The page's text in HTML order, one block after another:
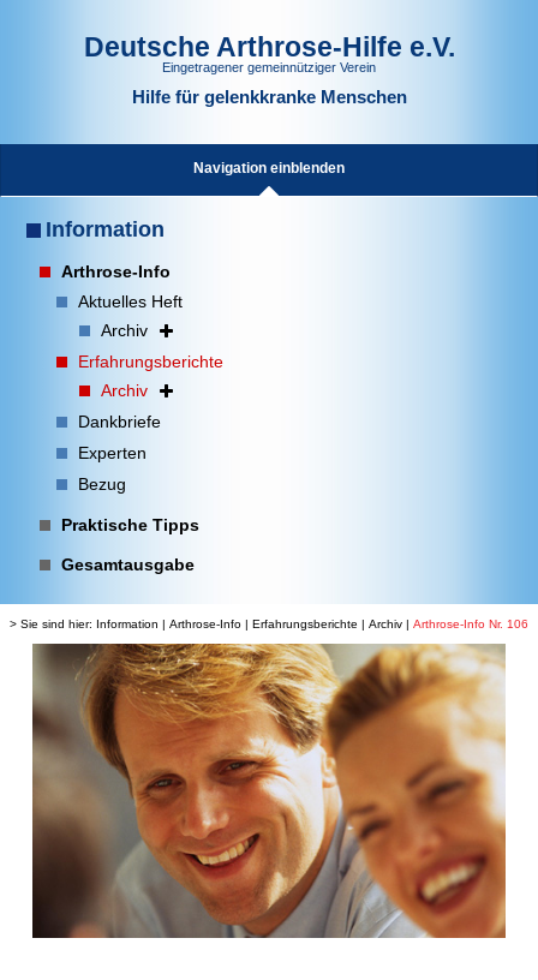
Deutsche Arthrose-Hilfe e.V.
Eingetragener gemeinnütziger Verein
Hilfe für gelenkkranke Menschen
Navigation einblenden
Information
Arthrose-Info
Aktuelles Heft
Archiv
Erfahrungsberichte
Archiv
Dankbriefe
Experten
Bezug
Praktische Tipps
Gesamtausgabe
> Sie sind hier: Information | Arthrose-Info | Erfahrungsberichte | Archiv | Arthrose-Info Nr. 106